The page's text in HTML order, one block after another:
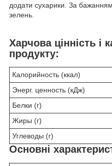
додати сухарики. За
зелень.
Харчова цінність і
продукту:
Калорийность (ккал)
Энерг. ценность (кДж)
Белки (г)
Жиры (г)
Углеводы (г)
Основні